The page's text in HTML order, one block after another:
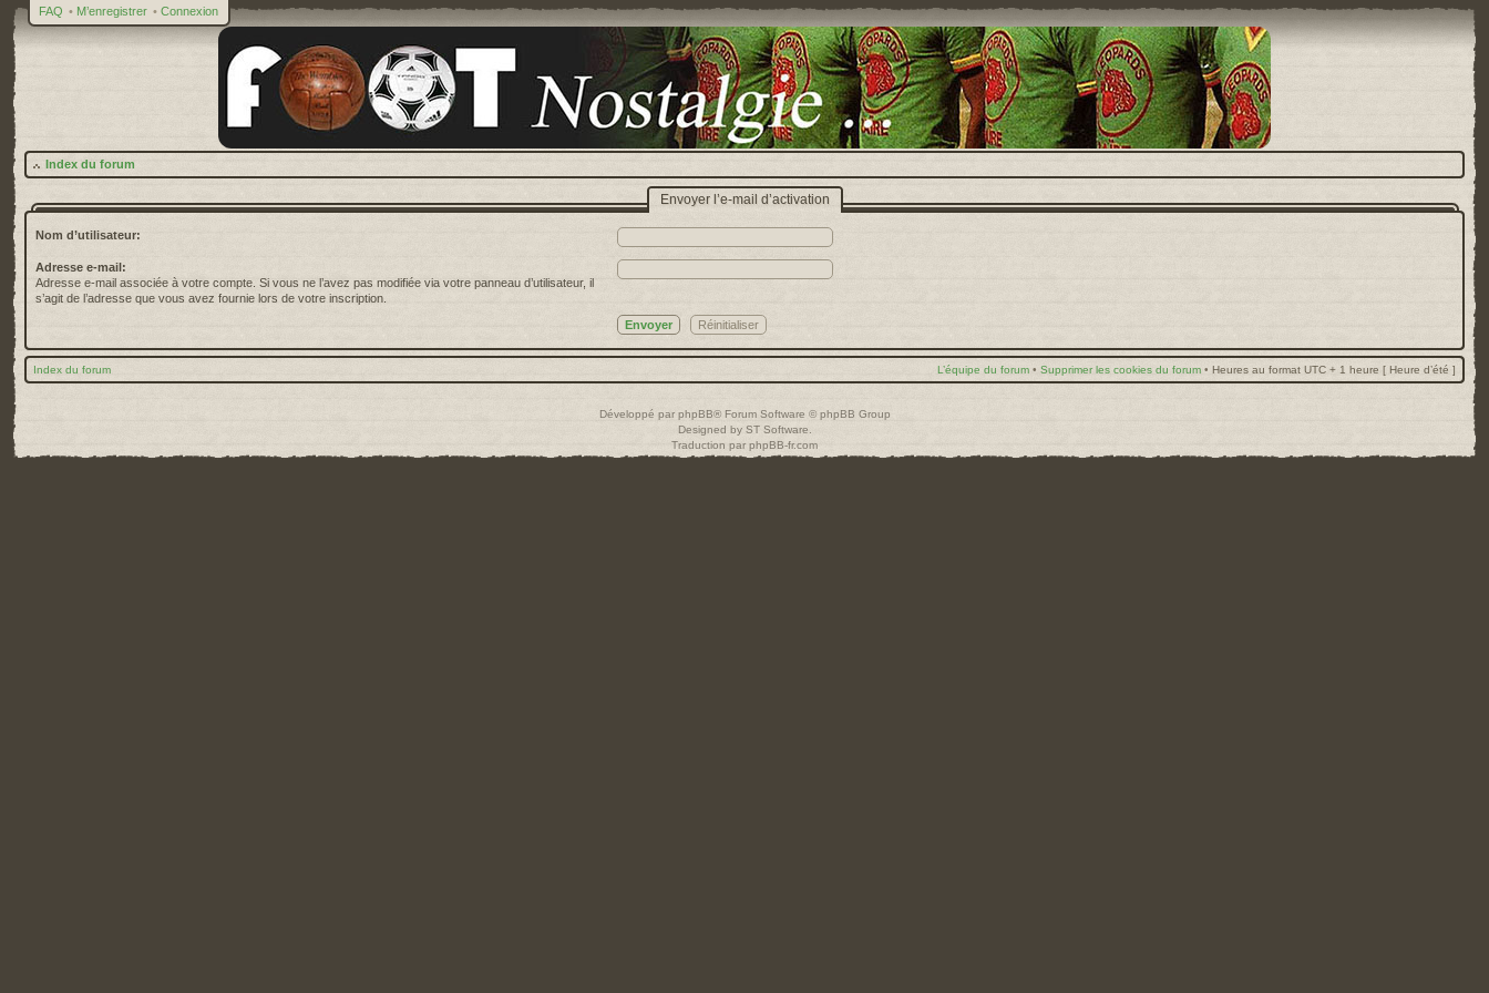
FAQ • M’enregistrer • Connexion
Index du forum
Envoyer l’e-mail d’activation
Nom d’utilisateur:
Adresse e-mail:
Adresse e-mail associée à votre compte. Si vous ne l’avez pas modifiée via votre panneau d’utilisateur, il
s’agit de l’adresse que vous avez fournie lors de votre inscription.
Index du forum L’équipe du forum • Supprimer les cookies du forum • Heures au format UTC + 1 heure [ Heure d’été ]
Développé par phpBB® Forum Software © phpBB Group
Designed by ST Software
Traduction parphpBB-fr.com